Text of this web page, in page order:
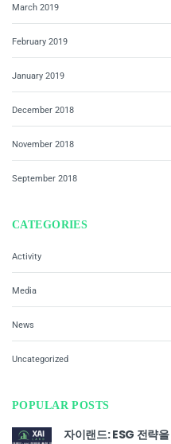
March 2019
February 2019
January 2019
December 2018
November 2018
September 2018
CATEGORIES
Activity
Media
News
Uncategorized
POPULAR POSTS
자이랜드: ESG 전략